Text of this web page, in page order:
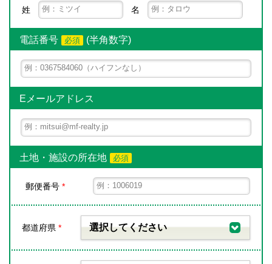
姓 名
電話番号 必須 (半角数字)
Eメールアドレス
土地・施設の所在地 必須
郵便番号 *
都道府県 * 選択してください